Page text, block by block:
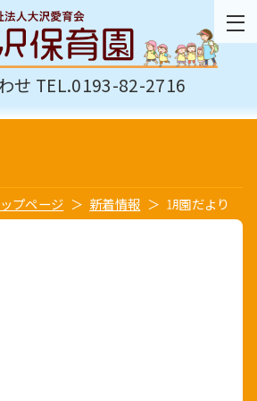
せ TEL.0193-82-2716
プページ 新着情報 ㋀園だより